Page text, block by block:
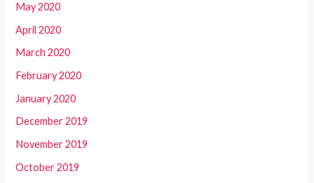
May 2020
April 2020
March 2020
February 2020
January 2020
December 2019
November 2019
October 2019